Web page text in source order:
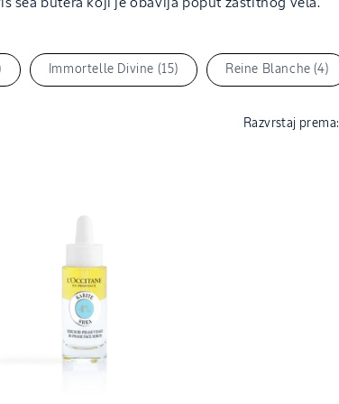
šea butera koji je obavija poput zaštitnog vela.
Immortelle Divine (15) Reine Blanche (4)
Razvrstaj prema: